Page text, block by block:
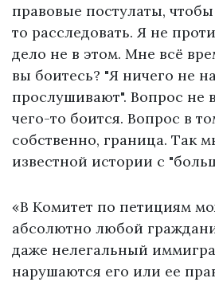
правовые постулаты,
то расследовать. Я не
дело не в этом. Мне всё
вы боитесь? "Я ничего не
прослушивают". Вопрос не
чего-то боится. Вопрос в
собственно, граница. Так
известной истории с
«В Комитет по петициям
абсолютно любой
даже нелегальный
нарушаются его или ее